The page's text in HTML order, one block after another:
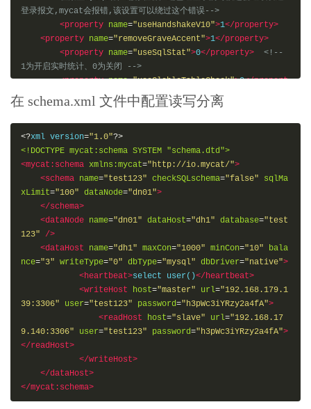
登录报文,mycat会报错,该设置可以绕过这个错误-->
<property name="useHandshakeV10">1</property>
<property name="removeGraveAccent">1</property>
<property name="useSqlStat">0</property>
<!--
1为开启实时统计、0为关闭 -->
<property name="useGlobleTableCheck">0</propert
y>
<!-- 1为开启全加班一致性检测、0为关闭 -->
<property name "sqlExecuteTimeout"
y>
<!-- SQL 执行超时 单位:秒-->
<property
</property>
<!--<property name="sequnceHandlerPattern">(?:
(\s*next\s+value\s+for\s*MYCATSEQ_(\w+))(,|\)|\s)*)+</p
roperty>
	INSERT INTO `travelrecord` (`id`,user_id) VALUE
S ('next value for MYCATSEQ_GLOBAL',"xxx");
<!--必须带有MYCATSEQ_或者 mycatseq_进入序列匹配流程
注意MYCATSEQ_有空格的情况-->
<property
name="sequnceHandlerPattern">(?:(\s*n
ext\s+value\s+for\s*MYCATSEQ_(\w+))(,|\)|\s)*)+</proper
ty>
<property name="subqueryRelationshipCheck"> fals
e </property>
<!-- 子查询中存在关联查询的情况下,检查关联字段中
是否有分片字段 .默认 false -->
<property name="sequenceHanlderClass"
route.sequence.handler.HttpIncrSequenceHandler
y>
<!--  <property name="useCompression">1</property
在 schema.xml 文件中配置读写分离
<?xml version="1.0"?>
<!DOCTYPE mycat:schema SYSTEM "schema.dtd">
<mycat:schema xmlns:mycat="http://io.mycat/">
<schema name="test123" checkSQLschema="false"
sqlMa
xLimit="100" dataNode="dn01">
</schema>
<dataNode name="dn01" dataHost="dh1" database="test
123"
/>
<dataHost
name="dh1" maxCon="1000" minCon="10"
bala
nce="3" writeType="0" dbType="mysql" dbDriver="native">
<heartbeat>select user()</heartbeat>
<writeHost
host="master" url="192.168.179.1
39:3306"
user="test123" password="h3pWc3iYRzy2a4fA">
<readHost
host="slave" url="192.168.17
9.140:3306"
user="test123" password="h3pWc3iYRzy2a4fA">
</readHost>
</writeHost>
</dataHost>
</mycat:schema>